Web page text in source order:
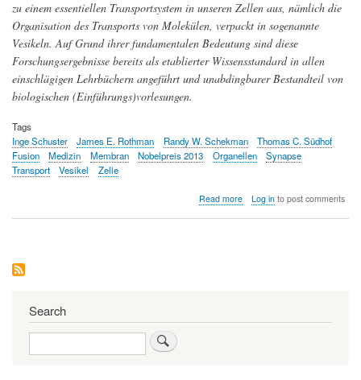
zu einem essentiellen Transportsystem in unseren Zellen aus, nämlich die
Organisation des Transports von Molekülen, verpackt in sogenannte
Vesikeln. Auf Grund ihrer fundamentalen Bedeutung sind diese
Forschungsergebnisse bereits als etablierter Wissensstandard in allen
einschlägigen Lehrbüchern angeführt und unabdingbarer Bestandteil von
biologischen (Einführungs)vorlesungen.
Tags
Inge Schuster
James E. Rothman Randy W. Schekman
Thomas C. Südhof
Fusion
Medizin Membran Nobelpreis 2013 Organellen
Synapse
Transport
Vesikel Zelle
Read moreabout
Log into post comments
Search
Search